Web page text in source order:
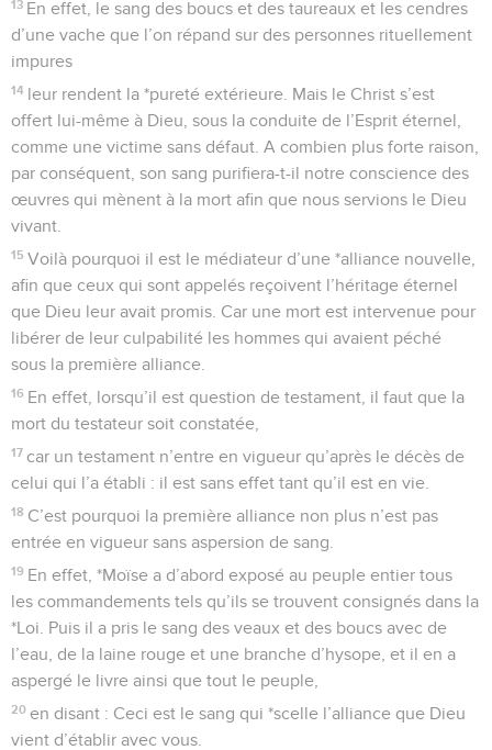
13 En effet, le sang des boucs et des taureaux et les cendres
d’une vache que l’on répand sur des personnes rituellement
impures
14 leur rendent la *pureté extérieure. Mais le Christ s’est
offert lui-même à Dieu, sous la conduite de l’Esprit éternel,
comme une victime sans défaut. A combien plus forte raison,
par conséquent, son sang purifiera-t-il notre conscience des
œuvres qui mènent à la mort afin que nous servions le Dieu
vivant.
15 Voilà pourquoi il est le médiateur d’une *alliance nouvelle,
afin que ceux qui sont appelés reçoivent l’héritage éternel
que Dieu leur avait promis. Car une mort est intervenue pour
libérer de leur culpabilité les hommes qui avaient péché
sous la première alliance.
16 En effet, lorsqu’il est question de testament, il faut que la
mort du testateur soit constatée,
17 car un testament n’entre en vigueur qu’après le décès de
celui qui l’a établi : il est sans effet tant qu’il est en vie.
18 C’est pourquoi la première alliance non plus n’est pas
entrée en vigueur sans aspersion de sang.
19 En effet, *Moïse a d’abord exposé au peuple entier tous
les commandements tels qu’ils se trouvent consignés dans la
*Loi. Puis il a pris le sang des veaux et des boucs avec de
l’eau, de la laine rouge et une branche d’hysope, et il en a
aspergé le livre ainsi que tout le peuple,
20 en disant : Ceci est le sang qui *scelle l’alliance que Dieu
vient d’établir avec vous.